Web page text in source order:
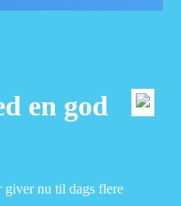
en god
giver nu til dags flere